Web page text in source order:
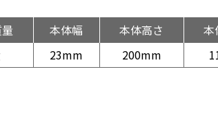
本体幅 本体高さ 本
23mm 200mm